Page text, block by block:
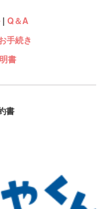
| Q＆A
手続き
書
書